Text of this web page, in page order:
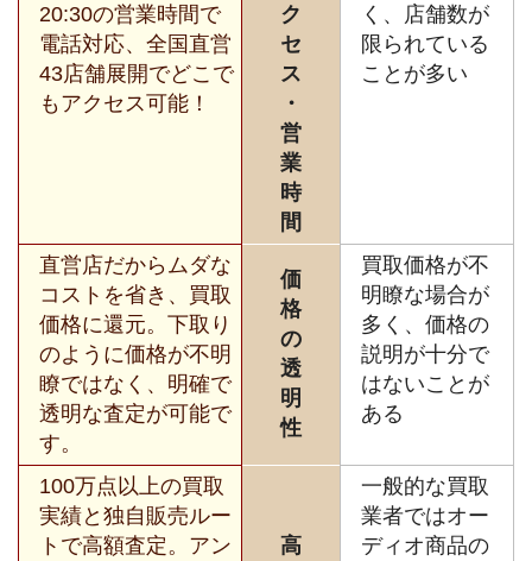
20:30の営業時間で
電話対応、全国直営
43店舗展開でどこで
もアクセス可能！
ク
セ
ス
・
営
業
時
間
く、店舗数が
限られている
ことが多い
直営店だからムダな
コストを省き、買取
価格に還元。下取り
のように価格が不明
瞭ではなく、明確で
透明な査定が可能で
す。
価
格
の
透
明
性
買取価格が不
明瞭な場合が
多く、価格の
説明が十分で
はないことが
ある
100万点以上の買取
実績と独自販売ルー
トで高額査定。アン
高
一般的な買取
業者ではオー
ディオ商品の